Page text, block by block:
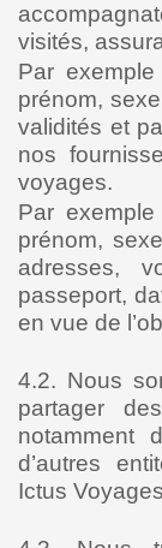
visités,
Par
prénom,
validités et
nos
voyages.
Par
prénom,
adresses,
passeport,
en vue de
4.2. Nous
partager
notamment
d’autres
Ictus